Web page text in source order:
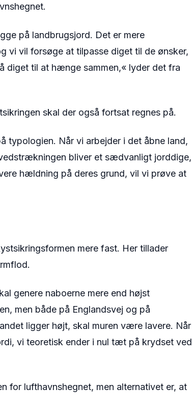
på landbrugsjord. Det er mere
vi vil forsøge at tilpasse diget til de ønsker,
diget til at hænge sammen,« lyder det fra
skal der også fortsat regnes på.
typologien. Når vi arbejder i det åbne land,
bliver et sædvanligt jorddige,
hældning på deres grund, vil vi prøve at
mere fast. Her tillader
genere naboerne mere end højst
men både på Englandsvej og på
ligger højt, skal muren være lavere. Når
vi teoretisk ender i nul tæt på krydset ved
for lufthavnshegnet, men alternativet er, at